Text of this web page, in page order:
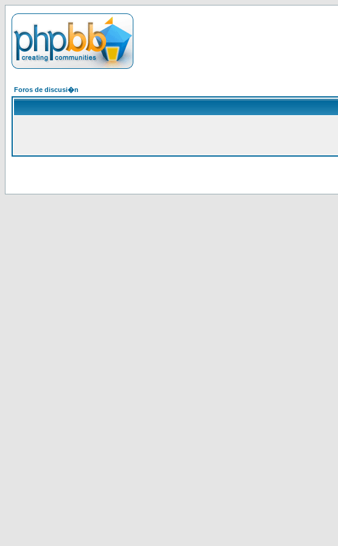
Foros de discusi�n